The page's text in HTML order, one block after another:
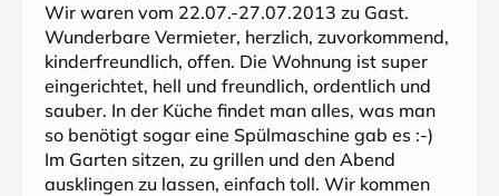
Wir waren vom 22.07.-27.07.2013 zu Gast.
Wunderbare Vermieter, herzlich, zuvorkommend,
kinderfreundlich, offen. Die Wohnung ist super
eingerichtet, hell und freundlich, ordentlich und
sauber. In der Küche findet man alles, was man
so benötigt sogar eine Spülmaschine gab es :-)
Im Garten sitzen, zu grillen und den Abend
ausklingen zu lassen, einfach toll. Wir kommen